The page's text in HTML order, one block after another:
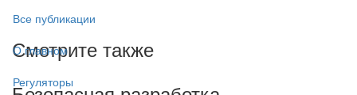
Все публикации
О главном
Регуляторы
Смотрите также